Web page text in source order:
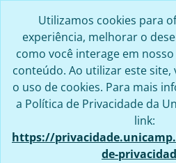
Utilizamos cookies para
experiência, melhorar o
como você interage em
conteúdo. Ao utilizar este site,
o uso de cookies. Para mais
a Política de Privacidade da
link:
https://
de-